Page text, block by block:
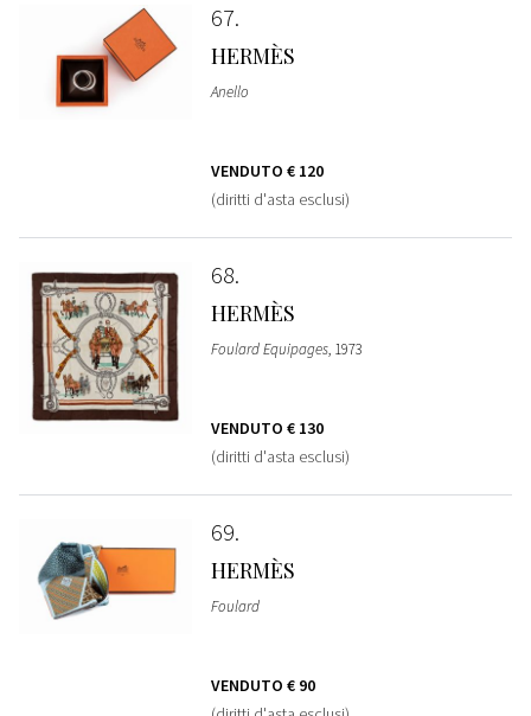
67
HERMÈS
Anello
VENDUTO € 120
(diritti d'asta esclusi)
68
HERMÈS
Foulard Equipages, 1973
VENDUTO € 130
(diritti d'asta esclusi)
69
HERMÈS
Foulard
VENDUTO € 90